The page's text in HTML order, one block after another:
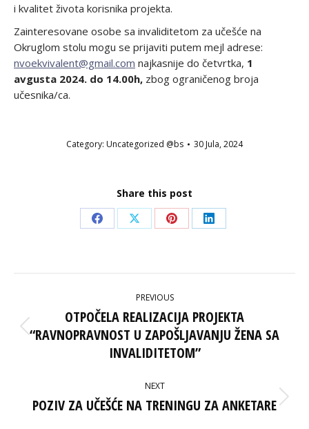
i kvalitet života korisnika projekta.
Zainteresovane osobe sa invaliditetom za učešće na
Okruglom stolu mogu se prijaviti putem mejl adrese:
nvoekvivalent@gmail.com najkasnije do četvrtka, 1
avgusta 2024. do 14.00h, zbog ograničenog broja
učesnika/ca.
Category: Uncategorized @bs 30 Jula, 2024
Share this post
Share Share Share Share
NAVIGATION
PREVIOUS
Previous
post:
OTPOČELA REALIZACIJA PROJEKTA
“RAVNOPRAVNOST U ZAPOŠLJAVANJU ŽENA SA
INVALIDITETOM”
NEXT
Next
POZIV ZA UČEŠĆE NA TRENINGU ZA ANKETARE